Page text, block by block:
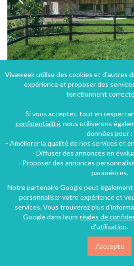
Gîte
6 chambres 15
Vivaweek utilise des cookies et d'autres
expérience et proposer des
fonctionnent
Si vous acceptez, tout en
confidentialité, nous utiliserons
données pour :
- Améliorer la qualité de nos services et
- Diffuser des annonces en
- Proposer des annonces
paramètres.
Notre partenaire Google peut
personnaliser votre expérience et
services. Vous trouverez plus
Google dans leurs règles de
d'utilisation.
J'accepte